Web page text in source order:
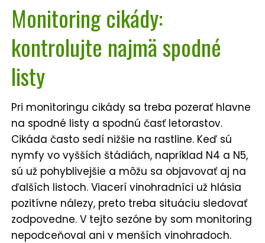
Monitoring cikády:
kontrolujte najmä spodné
listy
Pri monitoringu cikády sa treba pozerať hlavne
na spodné listy a spodnú časť letorastov.
Cikáda často sedí nižšie na rastline. Keď sú
nymfy vo vyšších štádiách, napríklad N4 a N5,
sú už pohyblivejšie a môžu sa objavovať aj na
ďalších listoch. Viacerí vinohradníci už hlásia
pozitívne nálezy, preto treba situáciu sledovať
zodpovedne. V tejto sezóne by som monitoring
nepodceňoval ani v menších vinohradoch.